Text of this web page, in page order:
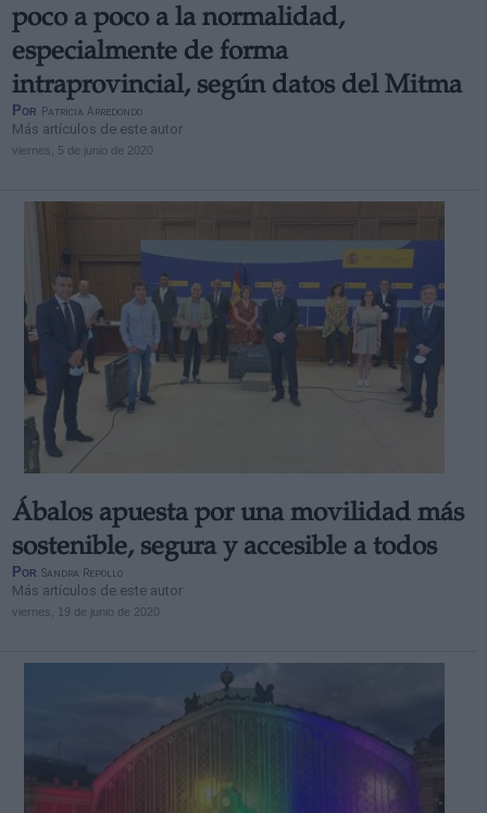
poco a poco a la normalidad,
especialmente de forma
intraprovincial, según datos del Mitma
Por Patricia Arredondo
Más artículos de este autor
viernes, 5 de junio de 2020
Ábalos apuesta por una movilidad más
sostenible, segura y accesible a todos
Por Sandra Repollo
Más artículos de este autor
viernes, 19 de junio de 2020